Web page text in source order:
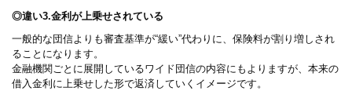
◎違い3.金利が上乗せされている
一般的な団信よりも審査基準が“緩い”代わりに、保険料が割り増しされ
ることになります。
金融機関ごとに展開しているワイド団信の内容にもよりますが、本来の
借入金利に上乗せした形で返済していくイメージです。